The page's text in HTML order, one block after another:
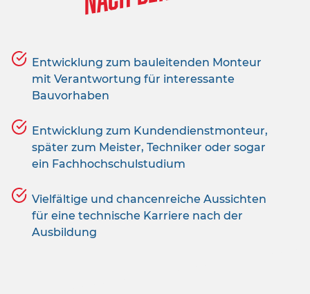
Entwicklung zum bauleitenden Monteur
mit Verantwortung für interessante
Bauvorhaben
Entwicklung zum Kundendienstmonteur,
später zum Meister, Techniker oder sogar
ein Fachhochschulstudium
Vielfältige und chancenreiche Aussichten
für eine technische Karriere nach der
Ausbildung